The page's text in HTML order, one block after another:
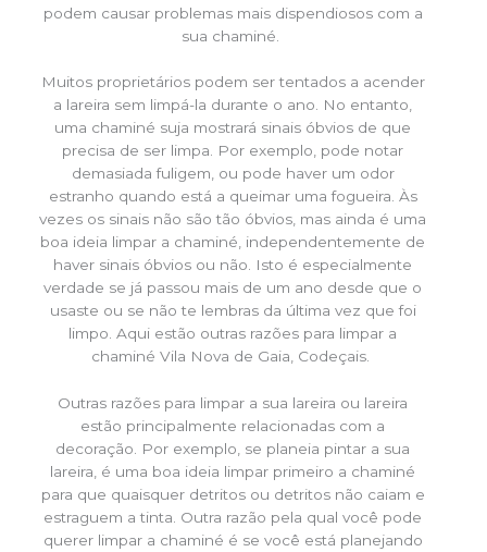
podem causar problemas mais dispendiosos com a
sua chaminé.
Muitos proprietários podem ser tentados a acender
a lareira sem limpá-la durante o ano. No entanto,
uma chaminé suja mostrará sinais óbvios de que
precisa de ser limpa. Por exemplo, pode notar
demasiada fuligem, ou pode haver um odor
estranho quando está a queimar uma fogueira. Às
vezes os sinais não são tão óbvios, mas ainda é uma
boa ideia limpar a chaminé, independentemente de
haver sinais óbvios ou não. Isto é especialmente
verdade se já passou mais de um ano desde que o
usaste ou se não te lembras da última vez que foi
limpo. Aqui estão outras razões para limpar a
chaminé Vila Nova de Gaia, Codeçais.
Outras razões para limpar a sua lareira ou lareira
estão principalmente relacionadas com a
decoração. Por exemplo, se planeia pintar a sua
lareira, é uma boa ideia limpar primeiro a chaminé
para que quaisquer detritos ou detritos não caiam e
estraguem a tinta. Outra razão pela qual você pode
querer limpar a chaminé é se você está planejando